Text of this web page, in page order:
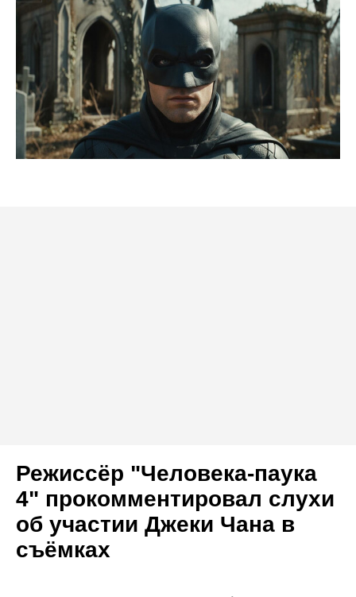
Режиссёр "Человека-паука
4" прокомментировал слухи
об участии Джеки Чана в
съёмках